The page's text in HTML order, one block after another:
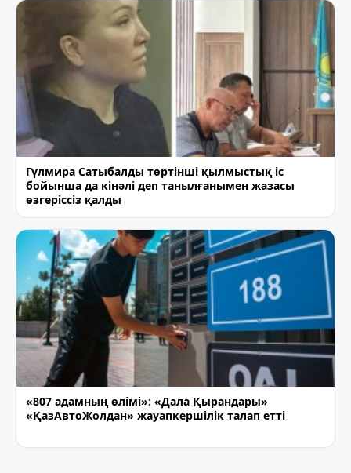
Гүлмира Сатыбалды төртінші қылмыстық іс
бойынша да кінәлі деп танылғанымен жазасы
өзгеріссіз қалды
«807 адамның өлімі»: «Дала Қырандары»
«ҚазАвтоЖолдан» жауапкершілік талап етті